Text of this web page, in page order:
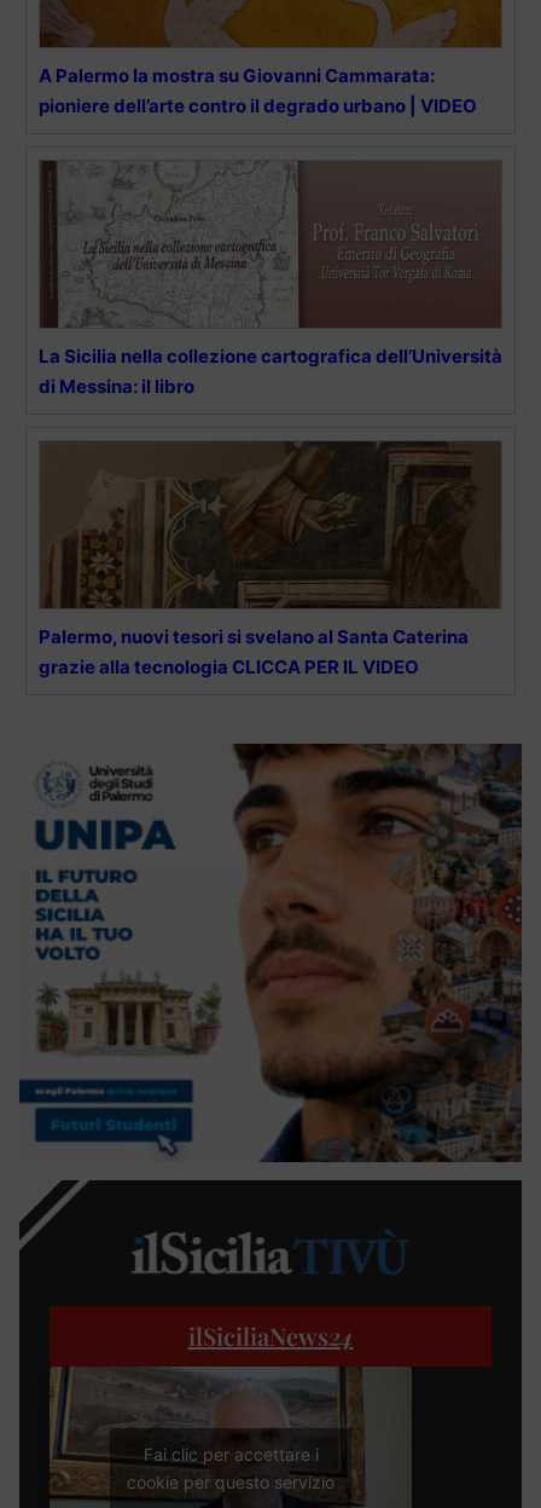
A Palermo la mostra su Giovanni Cammarata:
pioniere dell’arte contro il degrado urbano | VIDEO
La Sicilia nella collezione cartografica dell’Università
di Messina: il libro
Palermo, nuovi tesori si svelano al Santa Caterina
grazie alla tecnologia CLICCA PER IL VIDEO
ilSiciliaNews24
Fai clic per accettare i
cookie per questo servizio